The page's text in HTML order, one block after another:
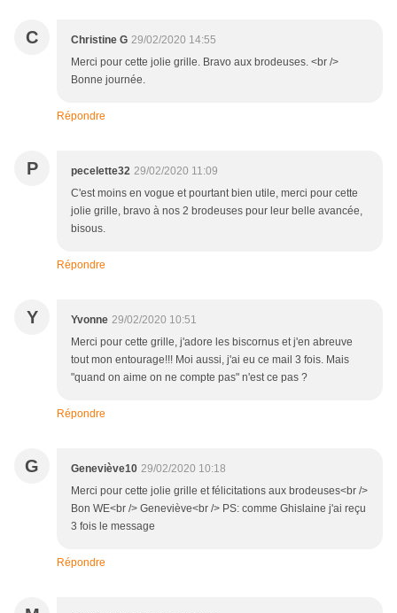
C Christine G 29/02/2020 14:55
Merci pour cette jolie grille. Bravo aux brodeuses. <br />
Bonne journée.
Répondre
P pecelette32 29/02/2020 11:09
C'est moins en vogue et pourtant bien utile, merci pour cette
jolie grille, bravo à nos 2 brodeuses pour leur belle avancée,
bisous.
Répondre
Y Yvonne 29/02/2020 10:51
Merci pour cette grille, j'adore les biscornus et j'en abreuve
tout mon entourage!!! Moi aussi, j'ai eu ce mail 3 fois. Mais
"quand on aime on ne compte pas" n'est ce pas ?
Répondre
G Geneviève10 29/02/2020 10:18
Merci pour cette jolie grille et félicitations aux brodeuses<br />
Bon WE<br /> Geneviève<br /> PS: comme Ghislaine j'ai reçu
3 fois le message
Répondre